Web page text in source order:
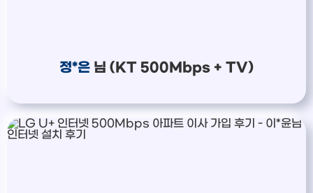
정*은 님 (KT 500Mbps + TV)